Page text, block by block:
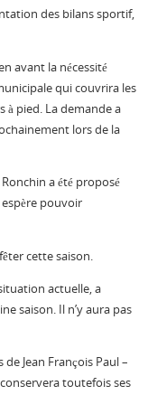
des bilans sportif,
avant la nécessité
qui couvrira les
à pied. La demande a
lors de la
a été proposé
espère pouvoir
cette saison.
actuelle, a
saison. Il n’y aura pas
Jean François Paul –
toutefois ses